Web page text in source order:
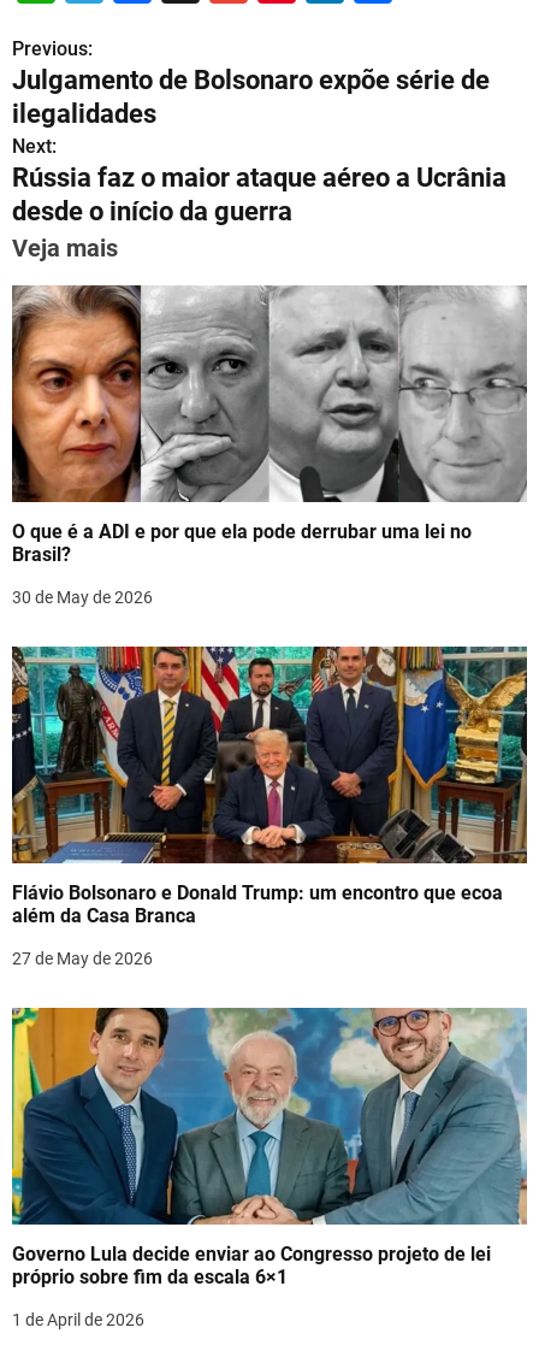
at
s
A
p
p
gr
a
m
c
e
b
o
o
l
e
e
n
ar
e
P
o
s
t
n
a
v
i
g
a
t
i
o
n
Previous:
Julgamento de Bolsonaro expõe série de
ilegalidades
Next:
Rússia faz o maior ataque aéreo a Ucrânia
desde o início da guerra
Veja mais
O que é a ADI e por que ela pode derrubar uma lei no
Brasil?
30 de May de 2026
Flávio Bolsonaro e Donald Trump: um encontro que ecoa
além da Casa Branca
27 de May de 2026
Governo Lula decide enviar ao Congresso projeto de lei
próprio sobre fim da escala 6×1
1 de April de 2026